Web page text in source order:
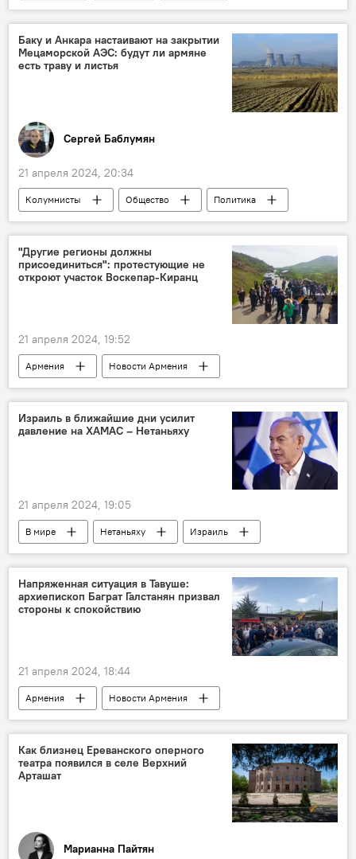
Украина
СМИ
Баку и Анкара настаивают на закрытии
Мецаморской АЭС: будут ли армяне
есть траву и листья
Сергей Баблумян
21 апреля 2024, 20:34
Колумнисты Общество
Политика
Баку
Анкара АЭС
армяне
трава
"Другие регионы должны
присоединиться": протестующие не
откроют участок Воскепар-Киранц
21 апреля 2024, 19:52
Армения
Новости Армения
Политика
регион Тавуш
Израиль в ближайшие дни усилит
давление на ХАМАС – Нетаньяху
21 апреля 2024, 19:05
В мире Нетаньяху
Израиль
давление
Напряженная ситуация в Тавуше:
архиепископ Баграт Галстанян призвал
стороны к спокойствию
21 апреля 2024, 18:44
Армения
Новости Армения
ситуация
Тавуш
архиепископ Баграт Галстанян
Как близнец Ереванского оперного
театра появился в селе Верхний
Арташат
Марианна Пайтян